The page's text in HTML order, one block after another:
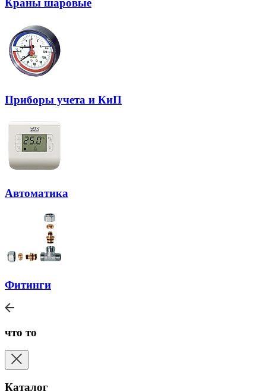
Краны шаровые
Приборы учета и КиП
Автоматика
Фитинги
что то
Каталог